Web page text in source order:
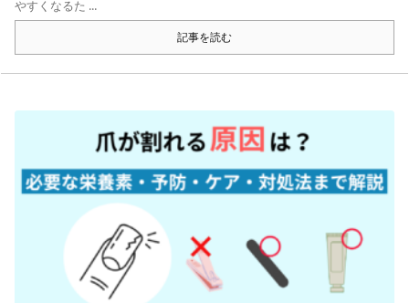
やすくなるた ...
記事を読む